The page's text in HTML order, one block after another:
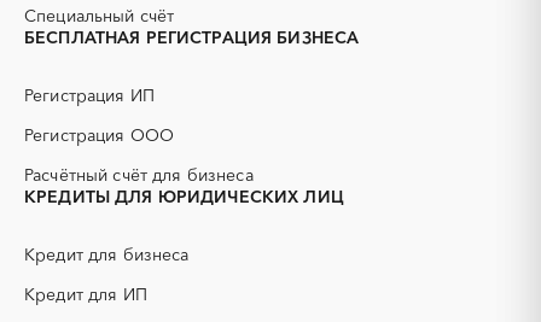
АЭС
активные добавки)
ЖБИ
ИБП
КИП (контрольно-
КТП
Специальный счёт
БЕСПЛАТНАЯ РЕГИСТРАЦИЯ БИЗНЕСА
Регистрация ИП
Регистрация ООО
Расчётный счёт для бизнеса
КРЕДИТЫ ДЛЯ ЮРИДИЧЕСКИХ ЛИЦ
Кредит для бизнеса
Кредит для ИП